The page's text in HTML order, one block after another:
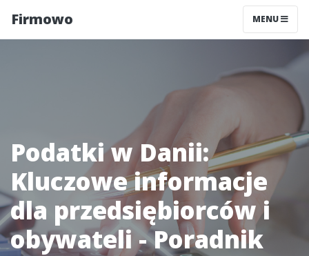
Firmowo MENU
Podatki w Danii:
Kluczowe informacje
dla przedsiębiorców i
obywateli - Poradnik